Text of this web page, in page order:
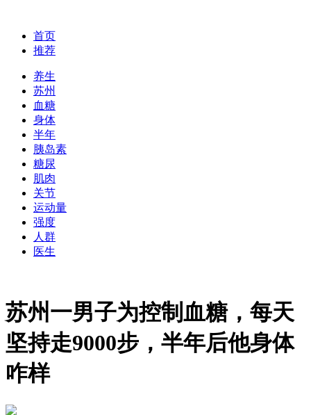
首页
推荐
养生
苏州
血糖
身体
半年
胰岛素
糖尿
肌肉
关节
运动量
强度
人群
医生
苏州一男子为控制血糖，每天
坚持走9000步，半年后他身体
咋样